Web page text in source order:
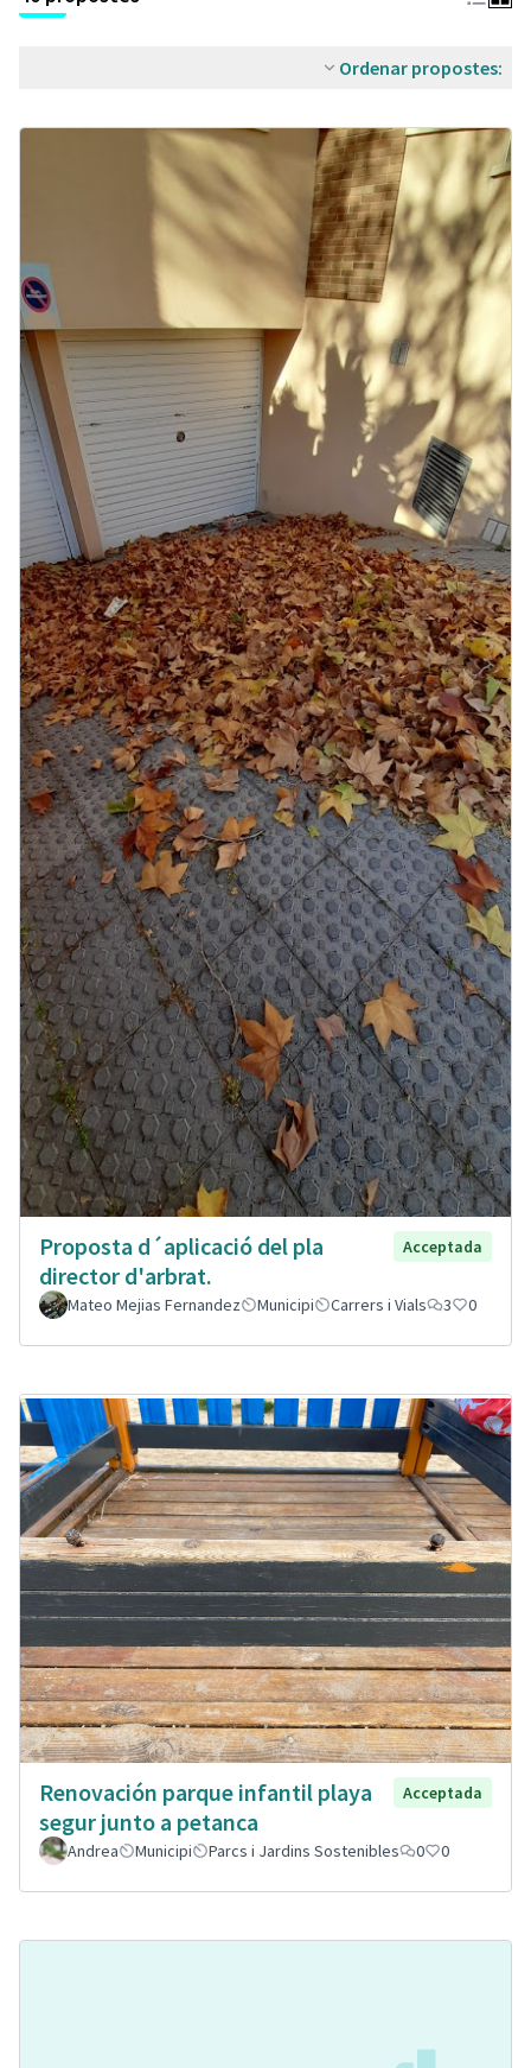
Ordenar propostes:
Proposta d´aplicació del pla
director d'arbrat.
Acceptada
Mateo Mejias Fernandez Municipi Carrers i Vials 3 0
Renovación parque infantil playa
segur junto a petanca
Acceptada
Andrea Municipi Parcs i Jardins Sostenibles 0 0